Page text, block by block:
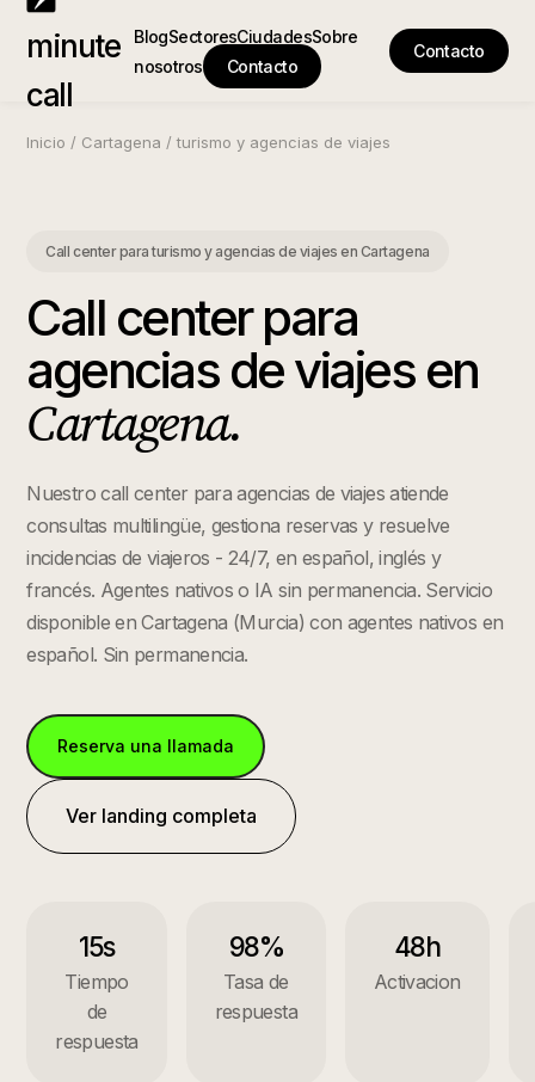
minute
call
BlogSectoresCiudadesSobre
nosotros
Contacto
Contacto
Inicio / Cartagena /turismo y agencias de viajes
Call center para turismo y agencias de viajes en Cartagena
Call center para
agencias de viajesen
Cartagena.
Nuestro call center para agencias de viajes atiende
consultas multilingüe, gestiona reservas y resuelve
incidencias de viajeros - 24/7, en español, inglés y
francés. Agentes nativos o IA sin permanencia.Servicio
disponible enCartagena (Murcia) con agentes nativos en
español. Sin permanencia.
Reserva una llamada
Ver landing completa
15s
Tiempo
de
respuesta
98%
Tasa de
respuesta
48h
Activacion